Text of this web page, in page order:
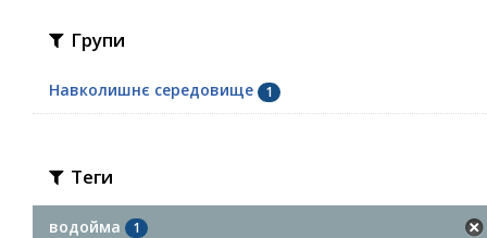
Групи
Навколишнє середовище 1
Теги
водойма 1